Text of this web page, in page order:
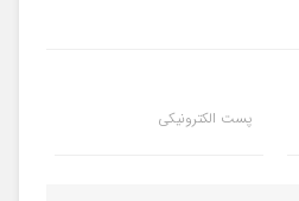
پست الکترونیکی